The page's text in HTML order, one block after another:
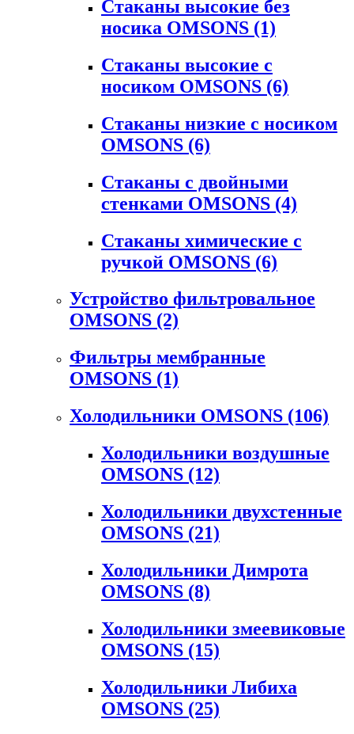
Стаканы высокие без
носика OMSONS (1)
Стаканы высокие с
носиком OMSONS (6)
Стаканы низкие с носиком
OMSONS (6)
Стаканы с двойными
стенками OMSONS (4)
Стаканы химические с
ручкой OMSONS (6)
Устройство фильтровальное
OMSONS (2)
Фильтры мембранные
OMSONS (1)
Холодильники OMSONS (106)
Холодильники воздушные
OMSONS (12)
Холодильники двухстенные
OMSONS (21)
Холодильники Димрота
OMSONS (8)
Холодильники змеевиковые
OMSONS (15)
Холодильники Либиха
OMSONS (25)